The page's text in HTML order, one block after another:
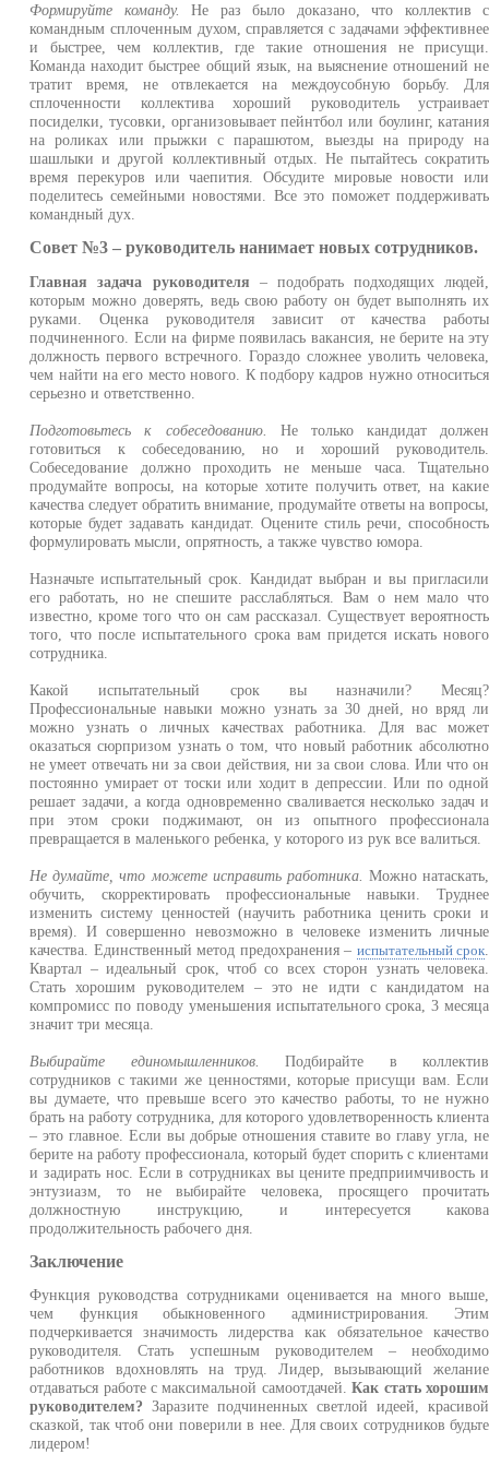
Формируйте команду.
Не раз было доказано, что коллектив с
командным сплоченным духом, справляется с задачами эффективнее
и быстрее, чем коллектив, где такие отношения не присущи.
Команда находит быстрее общий язык, на выяснение отношений не
тратит время, не отвлекается на междоусобную борьбу. Для
сплоченности коллектива хороший руководитель устраивает
посиделки, тусовки, организовывает пейнтбол или боулинг, катания
на роликах или прыжки с парашютом, выезды на природу на
шашлыки и другой коллективный отдых. Не пытайтесь сократить
время перекуров или чаепития. Обсудите мировые новости или
поделитесь семейными новостями. Все это поможет поддерживать
командный дух.
Совет №3 – руководитель нанимает новых сотрудников.
Главная задача руководителя – подобрать подходящих людей,
которым можно доверять, ведь свою работу он будет выполнять их
руками. Оценка руководителя зависит от качества работы
подчиненного. Если на фирме появилась вакансия, не берите на эту
должность первого встречного. Гораздо сложнее уволить человека,
чем найти на его место нового. К подбору кадров нужно относиться
серьезно и ответственно.
Подготовьтесь к собеседованию.
Не только кандидат должен
готовиться к собеседованию, но и хороший руководитель.
Собеседование должно проходить не меньше часа. Тщательно
продумайте вопросы, на которые хотите получить ответ, на какие
качества следует обратить внимание, продумайте ответы на вопросы,
которые будет задавать кандидат. Оцените стиль речи, способность
формулировать мысли, опрятность, а также чувство юмора.
Назначьте испытательный срок. Кандидат выбран и вы пригласили
его работать, но не спешите расслабляться. Вам о нем мало что
известно, кроме того что он сам рассказал. Существует вероятность
того, что после испытательного срока вам придется искать нового
сотрудника.
Какой испытательный срок вы назначили? Месяц?
Профессиональные навыки можно узнать за 30 дней, но вряд ли
можно узнать о личных качествах работника. Для вас может
оказаться сюрпризом узнать о том, что новый работник абсолютно
не умеет отвечать ни за свои действия, ни за свои слова. Или что он
постоянно умирает от тоски или ходит в депрессии. Или по одной
решает задачи, а когда одновременно сваливается несколько задач и
при этом сроки поджимают, он из опытного профессионала
превращается в маленького ребенка, у которого из рук все валиться.
Не думайте, что можете исправить работника. Можно натаскать,
обучить, скорректировать профессиональные навыки. Труднее
изменить систему ценностей (научить работника ценить сроки и
время). И совершенно невозможно в человеке изменить личные
качества. Единственный метод предохранения – испытательный срок
Квартал – идеальный срок, чтоб со всех сторон узнать человека.
Стать хорошим руководителем – это не идти с кандидатом на
компромисс по поводу уменьшения испытательного срока, 3 месяца
значит три месяца.
Выбирайте единомышленников.
Подбирайте в коллектив
сотрудников с такими же ценностями, которые присущи вам. Если
вы думаете, что превыше всего это качество работы, то не нужно
брать на работу сотрудника, для которого удовлетворенность клиента
– это главное. Если вы добрые отношения ставите во главу угла, не
берите на работу профессионала, который будет спорить с клиентами
и задирать нос. Если в сотрудниках вы цените предприимчивость и
энтузиазм, то не выбирайте человека, просящего прочитать
должностную инструкцию, и интересуется какова
продолжительность рабочего дня.
Заключение
Функция руководства сотрудниками оценивается на много выше,
чем функция обыкновенного администрирования. Этим
подчеркивается значимость лидерства как обязательное качество
руководителя. Стать успешным руководителем – необходимо
работников вдохновлять на труд. Лидер, вызывающий желание
отдаваться работе с максимальной самоотдачей.Как стать хорошим
руководителем? Заразите подчиненных светлой идеей, красивой
сказкой, так чтоб они поверили в нее. Для своих сотрудников будьте
лидером!